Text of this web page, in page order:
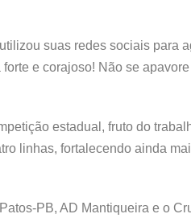
suas redes sociais para
e corajoso! Não se
estadual, fruto do
linhas, fortalecendo ainda
PB, AD Mantiqueira e o